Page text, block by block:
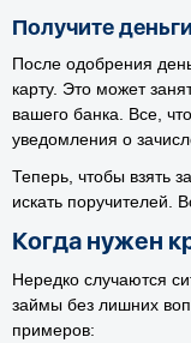
Получите деньги
После одобрения
карту. Это может
вашего банка. Все,
уведомления о
Теперь, чтобы взять
искать поручителей.
Когда нужен
Нередко случаются
займы без лишних
примеров: